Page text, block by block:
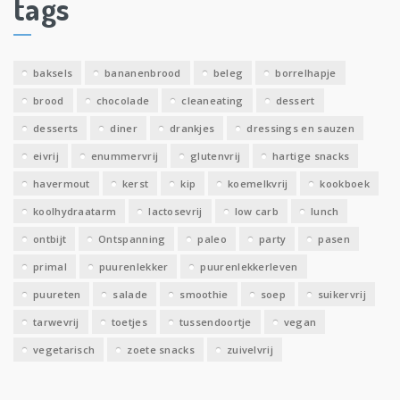
e
v
tags
baksels bananenbrood beleg borrelhapje
brood chocolade cleaneating dessert
desserts diner drankjes dressings en sauzen
eivrij enummervrij glutenvrij hartige snacks
havermout kerst kip koemelkvrij kookboek
koolhydraatarm lactosevrij low carb lunch
ontbijt Ontspanning paleo party pasen
primal puurenlekker puurenlekkerleven
puureten salade smoothie soep suikervrij
tarwevrij toetjes tussendoortje vegan
vegetarisch zoete snacks zuivelvrij